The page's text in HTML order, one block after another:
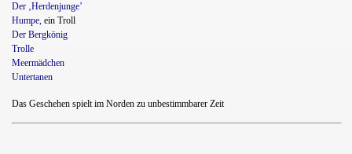
Der ‚Herdenjunge’
Humpe, ein Troll
Der Bergkönig
Trolle
Meermädchen
Untertanen
Das Geschehen spielt im Norden zu unbestimmbarer Zeit